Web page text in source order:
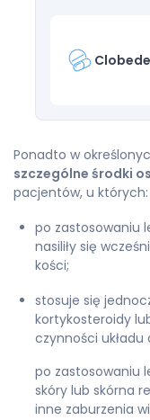
Ponadto w
szczególne środki
pacjentów, u których:
po zastosowaniu
nasiliły się
kości;
stosuje się
kortykosteroidy
czynności
po zastosowaniu
skóry lub skórna
inne zaburzenia